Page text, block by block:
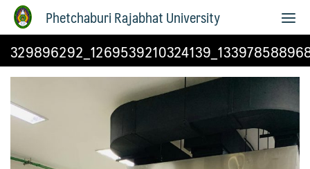
Phetchaburi Rajabhat University